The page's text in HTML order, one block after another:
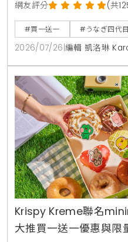
晚餐各限量15組。即日起
饗宴」特價2450元與全新
的日本夏日食補饗宴。
網友評分 (共
#買一送一 #うなぎ四代
2026/07/26 編輯 凱洛琳
Krispy Kreme聯名
大推買一送一優惠與限